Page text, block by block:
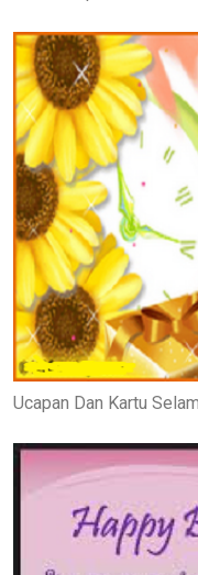
Ucapan Dan Kartu